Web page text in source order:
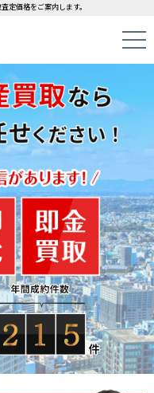
定価格をご案内します。